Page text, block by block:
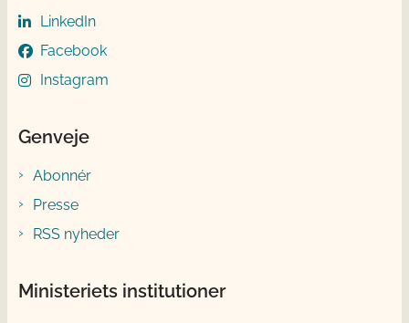
LinkedIn
Facebook
Instagram
Genveje
Abonnér
Presse
RSS nyheder
Ministeriets institutioner